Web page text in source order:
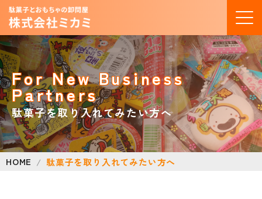
For New Business
Partners
駄菓子を取り入れてみたい方へ
HOME 駄菓子を取り入れてみたい方へ